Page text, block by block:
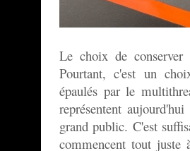
Le choix de
Pourtant, c'est un
épaulés par le
représentent
grand public. C'est
commencent tout